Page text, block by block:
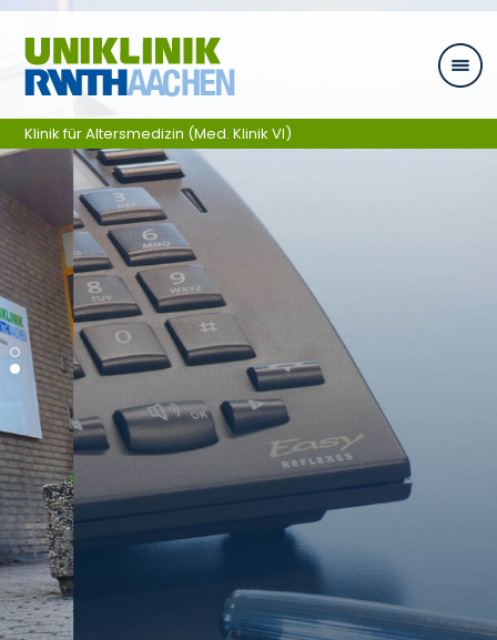
Ga naar navigatie
Klinik für Altersmedizin (Med. Klinik VI)